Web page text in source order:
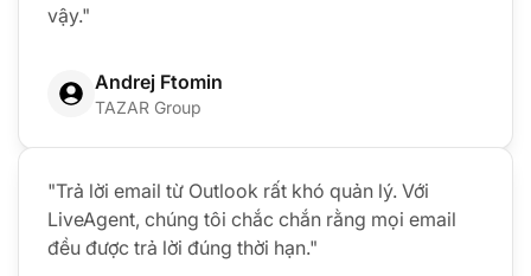
vậy."
Andrej Ftomin
TAZAR Group
"Trả lời email từ Outlook rất khó quản lý. Với
LiveAgent, chúng tôi chắc chắn rằng mọi email
đều được trả lời đúng thời hạn."